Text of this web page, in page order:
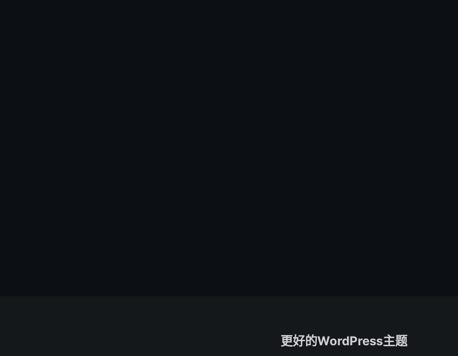
更好的WordPress主题